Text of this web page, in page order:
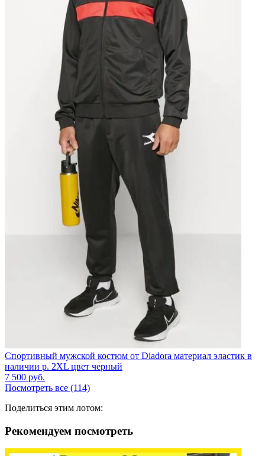
Спортивный мужской костюм от Diadora материал эластик в
наличии р. 2XL цвет черный
7 500 руб.
Посмотреть все (114)
Поделиться этим лотом:
Рекомендуем посмотреть